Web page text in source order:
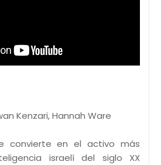
Kenzari, Hannah Ware
convierte en el activo más
israelí del siglo XX